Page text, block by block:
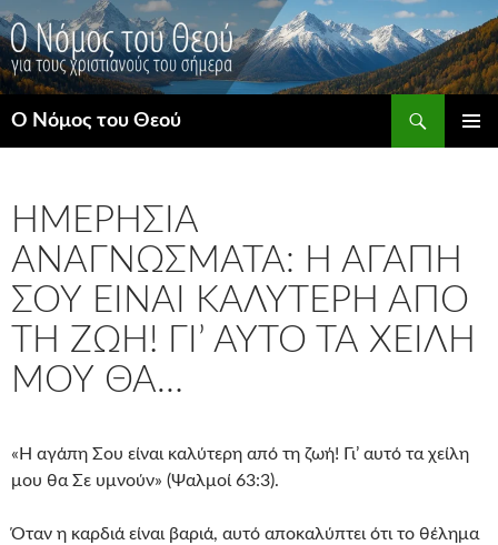
Μετάβαση
σε
περιεχόμενο
Ο Νόμος του Θεού
ΗΜΕΡΉΣΙΑ
ΑΝΑΓΝΏΣΜΑΤΑ: Η ΑΓΆΠΗ
ΣΟΥ ΕΊΝΑΙ ΚΑΛΎΤΕΡΗ ΑΠΌ
ΤΗ ΖΩΉ! ΓΙ’ ΑΥΤΌ ΤΑ ΧΕΊΛΗ
ΜΟΥ ΘΑ…
«Η αγάπη Σου είναι καλύτερη από τη ζωή! Γι’ αυτό τα χείλη
μου θα Σε υμνούν» (Ψαλμοί 63:3).
Όταν η καρδιά είναι βαριά, αυτό αποκαλύπτει ότι το θέλημα